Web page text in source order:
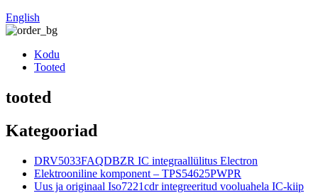
English
Kodu
Tooted
tooted
Kategooriad
DRV5033FAQDBZR IC integraallülitus Electron
Elektrooniline komponent – ​​TPS54625PWPR
Uus ja originaal Iso7221cdr integreeritud vooluahela IC-kiip